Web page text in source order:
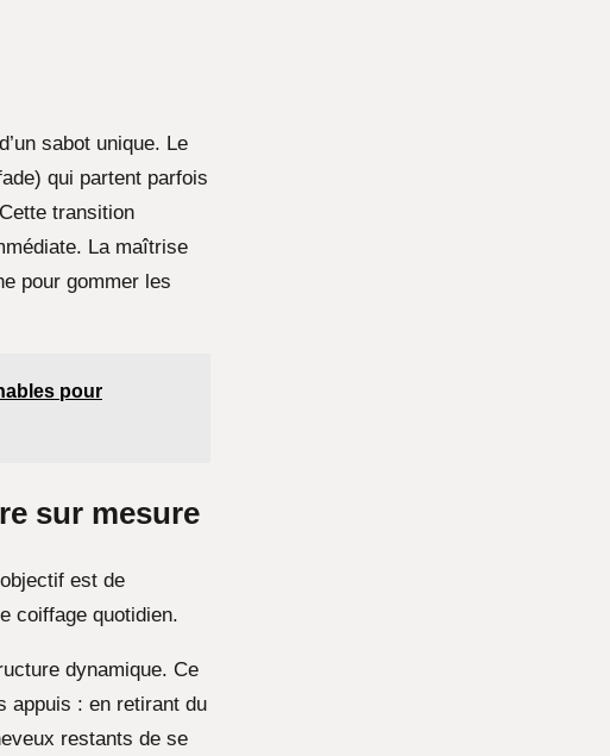
sabot unique. Le
qui partent parfois
transition
La maîtrise
pour gommer les
pour
sur mesure
est de
coiffage quotidien.
dynamique. Ce
appuis : en retirant du
restants de se